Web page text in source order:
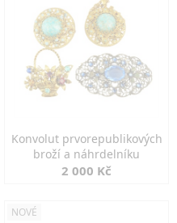
Konvolut prvorepublikových
broží a náhrdelníku
2 000 Kč
NOVÉ